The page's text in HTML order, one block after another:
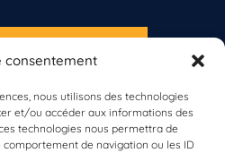
consentement
nous utilisons des technologies
et/ou accéder aux informations des
technologies nous permettra de
de navigation ou les ID
LA NEWSLETTER